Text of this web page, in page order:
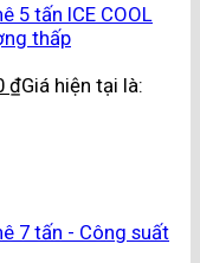
5 tấn ICE COOL
thấp
₫Giá hiện tại là:
7 tấn - Công suất